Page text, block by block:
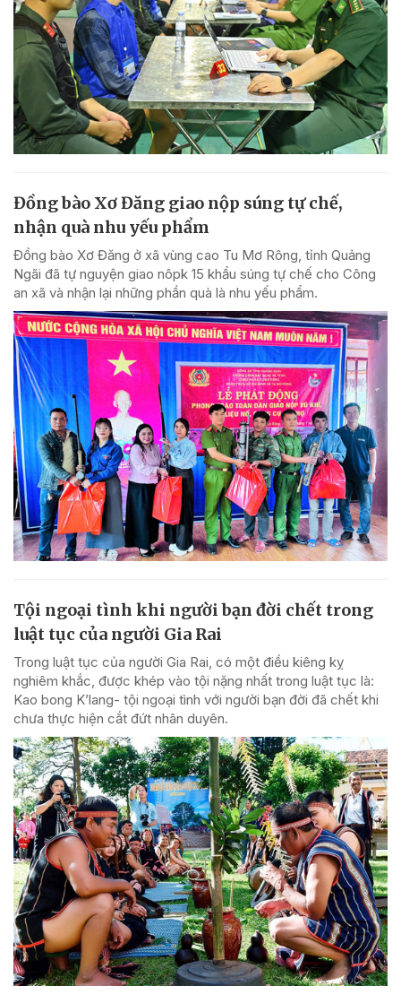
Đồng bào Xơ Đăng giao nộp súng tự chế,
nhận quà nhu yếu phẩm
Đồng bào Xơ Đăng ở xã vùng cao Tu Mơ Rông, tỉnh Quảng
Ngãi đã tự nguyện giao nôpk 15 khẩu súng tự chế cho Công
an xã và nhận lại những phần quà là nhu yếu phẩm.
Tội ngoại tình khi người bạn đời chết trong
luật tục của người Gia Rai
Trong luật tục của người Gia Rai, có một điều kiêng kỵ
nghiêm khắc, được khép vào tội nặng nhất trong luật tục là:
Kao bong K’lang- tội ngoại tình với người bạn đời đã chết khi
chưa thực hiện cắt đứt nhân duyên.